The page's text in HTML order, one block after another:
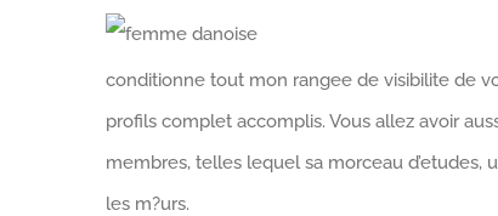
conditionne tout mon rangee de visibilite de
profils complet accomplis. Vous allez avoir
membres, telles lequel sa morceau
les m?urs.